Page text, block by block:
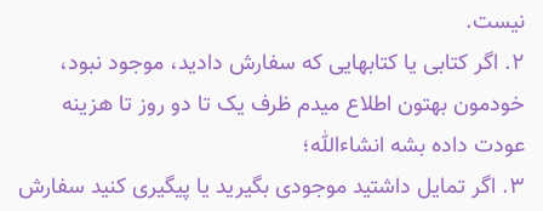
نیست.
۲. اگر کتابی یا کتابهایی که سفارش دادید، موجود نبود،
خودمون بهتون اطلاع میدم ظرف یک تا دو روز تا هزینه
عودت داده بشه انشاءالله؛
۳. اگر تمایل داشتید موجودی بگیرید یا پیگیری کنید سفارش